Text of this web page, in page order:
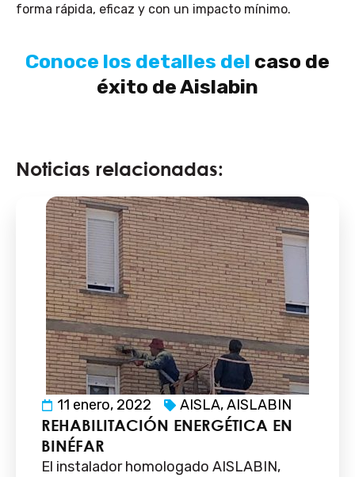
forma rápida, eficaz y con un impacto mínimo.
Conoce los detalles del caso de
éxito de Aislabin
Noticias relacionadas:
11 enero, 2022 AISLA,AISLABIN
REHABILITACIÓN ENERGÉTICA EN
BINÉFAR
El instalador homologado AISLABIN,